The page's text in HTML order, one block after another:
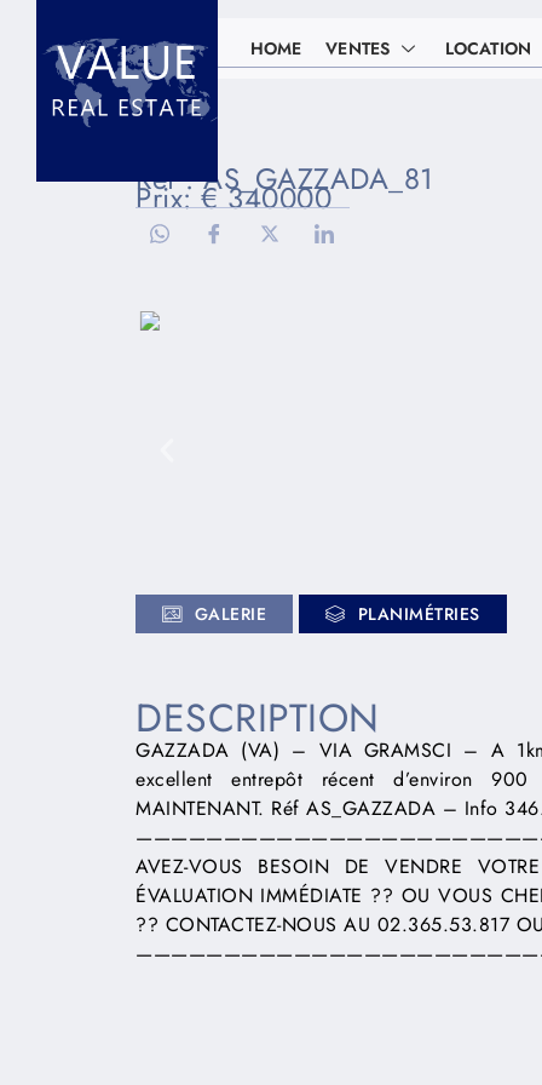
HOME VENTES LOCATION
Réf : AS_GAZZADA_81
Prix: € 340000
GALERIE PLANIMÉTRIES
DESCRIPTION
GAZZADA (VA) – VIA GRAMSCI – A
excellent entrepôt récent d’environ
MAINTENANT. Réf AS_GAZZADA – Info
AVEZ-VOUS BESOIN DE VENDRE
ÉVALUATION IMMÉDIATE ?? OU VOUS
?? CONTACTEZ-NOUS AU 02.365.53.817